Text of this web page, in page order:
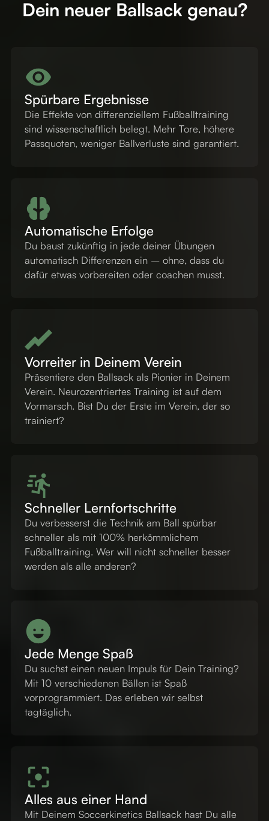
Dein neuer Ballsack genau?
Spürbare Ergebnisse
Die Effekte von differenziellem Fußballtraining
sind wissenschaftlich belegt. Mehr Tore, höhere
Passquoten, weniger Ballverluste sind garantiert.
Automatische Erfolge
Du baust zukünftig in jede deiner Übungen
automatisch Differenzen ein – ohne, dass du
dafür etwas vorbereiten oder coachen musst.
Vorreiter in Deinem Verein
Präsentiere den Ballsack als Pionier in Deinem
Verein. Neurozentriertes Training ist auf dem
Vormarsch. Bist Du der Erste im Verein, der so
trainiert?
Schneller Lernfortschritte
Du verbesserst die Technik am Ball spürbar
schneller als mit 100% herkömmlichem
Fußballtraining. Wer will nicht schneller besser
werden als alle anderen?
Jede Menge Spaß
Du suchst einen neuen Impuls für Dein Training?
Mit 10 verschiedenen Bällen ist Spaß
vorprogrammiert. Das erleben wir selbst
tagtäglich.
Alles aus einer Hand
Mit Deinem Soccerkinetics Ballsack hast Du alle